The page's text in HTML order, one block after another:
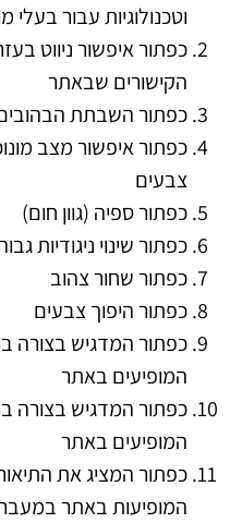
וטכנולוגיות עבור בעלי
כפתור איפשור ניווט
הקישורים שבאתר
כפתור השבתת
כפתור איפשור מצב
צבעים
כפתור ספיה (גוון חום)
כפתור שינוי ניגודיות
כפתור שחור צהוב
כפתור היפוך צבעים
כפתור המדגיש בצורה
המופיעים באתר
כפתור המדגיש בצורה
המופיעים באתר
כפתור המציג את
המופיעות באתר